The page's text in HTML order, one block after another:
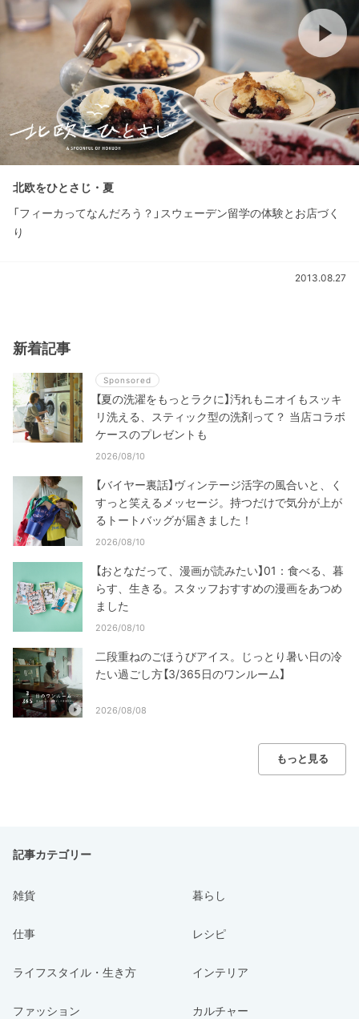
北欧をひとさじ・夏
「フィーカってなんだろう？」スウェーデン留学の体験とお店づく
り
2013.08.27
新着記事
Sponsored
【夏の洗濯をもっとラクに】汚れもニオイもスッキ
リ洗える、スティック型の洗剤って？ 当店コラボ
ケースのプレゼントも
2026/08/10
【バイヤー裏話】ヴィンテージ活字の風合いと、く
すっと笑えるメッセージ。持つだけで気分が上が
るトートバッグが届きました！
2026/08/10
【おとなだって、漫画が読みたい】01：食べる、暮
らす、生きる。スタッフおすすめの漫画をあつめ
ました
2026/08/10
二段重ねのごほうびアイス。じっとり暑い日の冷
たい過ごし方【3/365日のワンルーム】
2026/08/08
もっと見る
記事カテゴリー
雑貨 暮らし
仕事 レシピ
ライフスタイル・生き方 インテリア
ファッション カルチャー